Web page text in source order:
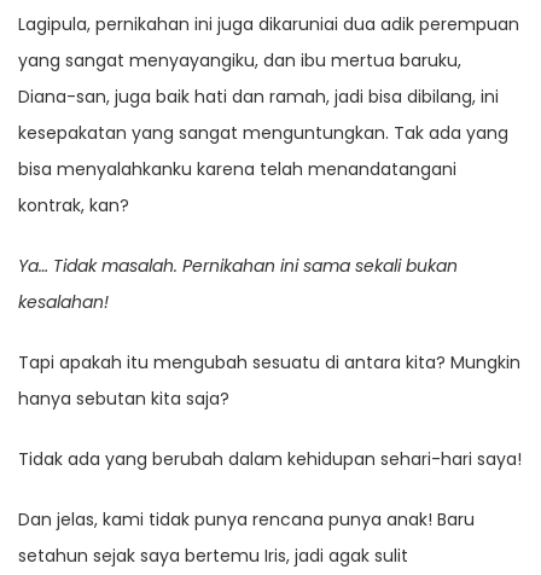
Lagipula, pernikahan ini juga dikaruniai dua adik perempuan
yang sangat menyayangiku, dan ibu mertua baruku,
Diana-san, juga baik hati dan ramah, jadi bisa dibilang, ini
kesepakatan yang sangat menguntungkan. Tak ada yang
bisa menyalahkanku karena telah menandatangani
kontrak, kan?
Ya… Tidak masalah. Pernikahan ini sama sekali bukan
kesalahan!
Tapi apakah itu mengubah sesuatu di antara kita? Mungkin
hanya sebutan kita saja?
Tidak ada yang berubah dalam kehidupan sehari-hari saya!
Dan jelas, kami tidak punya rencana punya anak! Baru
setahun sejak saya bertemu Iris, jadi agak sulit